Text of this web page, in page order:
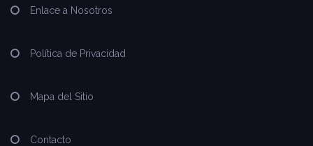
Enlace a Nosotros
Política de Privacidad
Mapa del Sitio
Contacto